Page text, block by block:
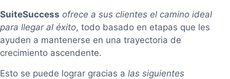
SuiteSuccess ofrece a sus clientes el camino ideal
para llegar al éxito, todo basado en etapas que les
ayuden a mantenerse en una trayectoria de
crecimiento ascendente.
Esto se puede lograr gracias a las siguientes